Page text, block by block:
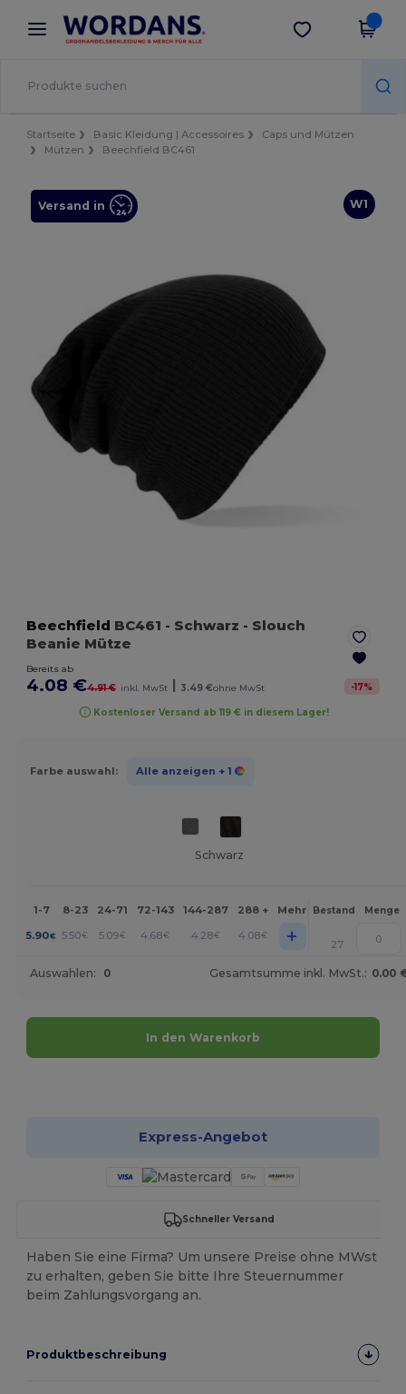
× Wordans App
Bessere Preise in der App!
App holen
Startseite Basic Kleidung | Accessoires
Caps und Mützen
Mützen
Beechfield BC461
W1
Versand in
Beechfield BC461 - Schwarz - Slouch
Beanie Mütze
Bereits ab
4.08 €4.91 € inkl. MwSt | 3.49 €ohne MwSt -17%
Kostenloser Versand ab 119 € in diesem Lager!
Farbe auswahl: Alle anzeigen + 1
Schwarz
1-7 8-23 24-71 72-143 144-287 288 + Mehr Bestand Menge
5.90€ 5.50€ 5.09€ 4.68€ 4.28€ 4.08€ + 27
Auswahlen: 0 Gesamtsumme inkl. MwSt.: 0.00
In den Warenkorb
Express-Angebot
Schneller Versand
Haben Sie eine Firma? Um unsere Preise ohne MWst
zu erhalten, geben Sie bitte Ihre Steuernummer
beim Zahlungsvorgang an.
Produktbeschreibung